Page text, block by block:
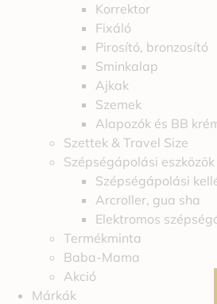
Korrektor
Fixáló
Pirosító, bronzosító
Sminkalap
Ajkak
Szemek
Alapozók és BB
Szettek & Travel Size
Szépségápolási eszközök
Szépségápolási
Arcroller, gua sha
Elektromos
Termékminta
Baba-Mama
Akció
Márkák